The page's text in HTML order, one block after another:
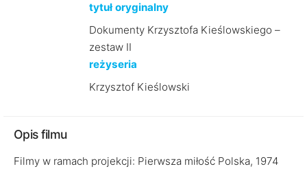
tytuł oryginalny
Dokumenty Krzysztofa Kieślowskiego –
zestaw II
reżyseria
Krzysztof Kieślowski
Opis filmu
Filmy w ramach projekcji: Pierwsza miłość Polska, 1974